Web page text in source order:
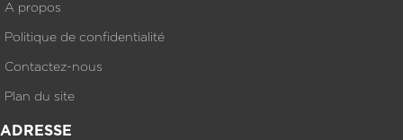
A propos
Politique de confidentialité
Contactez-nous
Plan du site
ADRESSE